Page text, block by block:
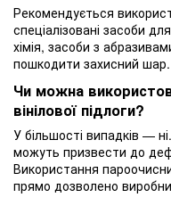
Рекомендується
спеціалізовані засоби
хімія, засоби з
пошкодити захисний шар.
Чи можна
вінілової підлоги?
У більшості випадків —
можуть призвести до
Використання
прямо дозволено